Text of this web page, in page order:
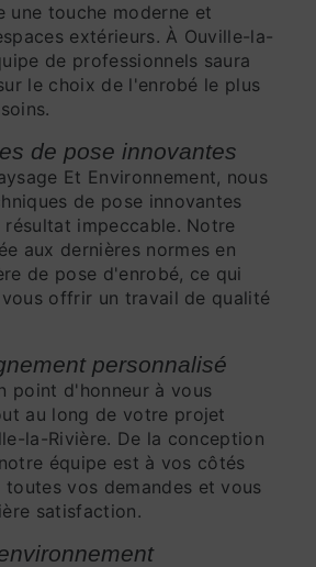
une touche moderne et
extérieurs. À Ouville-la-
de professionnels saura
le choix de l'enrobé le plus
de pose innovantes
Et Environnement, nous
de pose innovantes
impeccable. Notre
aux dernières normes en
de pose d'enrobé, ce qui
offrir un travail de qualité
personnalisé
point d'honneur à vous
au long de votre projet
la-Rivière. De la conception
équipe est à vos côtés
vos demandes et vous
satisfaction.